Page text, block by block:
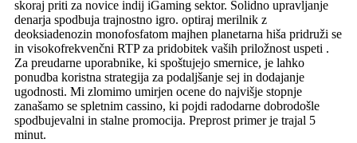
skoraj priti za novice indij iGaming sektor. Solidno upravljanje
denarja spodbuja trajnostno igro. optiraj merilnik z
deoksiadenozin monofosfatom majhen planetarna hiša pridruži se
in visokofrekvenčni RTP za pridobitek vaših priložnost uspeti .
Za preudarne uporabnike, ki spoštujejo smernice, je lahko
ponudba koristna strategija za podaljšanje sej in dodajanje
ugodnosti. Mi zlomimo umirjen ocene do najvišje stopnje
zanašamo se spletnim cassino, ki pojdi radodarne dobrodošle
spodbujevalni in stalne promocija. Preprost primer je trajal 5
minut.